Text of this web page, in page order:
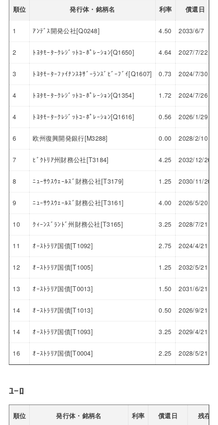
順位 発行体・銘柄名 利率 償還日
1 ｱﾝﾃﾞｽ開発公社[Q0248] 4.50 2033/6/7
2 ﾄﾖﾀﾓｰﾀｰｸﾚｼﾞｯﾄｺｰﾎﾟﾚｰｼｮﾝ[Q1650] 4.64 2027/7/22
3 ﾄﾖﾀﾓｰﾀｰﾌｧｲﾅﾝｽﾈｻﾞｰﾗﾝｽﾞﾋﾞｰﾌﾞｲ[Q1607] 0.73 2024/7/30
4 ﾄﾖﾀﾓｰﾀｰｸﾚｼﾞｯﾄｺｰﾎﾟﾚｰｼｮﾝ[Q1354] 1.72 2024/7/26
4 ﾄﾖﾀﾓｰﾀｰｸﾚｼﾞｯﾄｺｰﾎﾟﾚｰｼｮﾝ[Q1616] 0.56 2026/1/29
6 欧州復興開発銀行[M3288] 0.00 2028/2/10
7 ﾋﾞｸﾄﾘｱ州財務公社[T3184] 4.25 2032/12/20
8 ﾆｭｰｻｳｽｳｪｰﾙｽﾞ財務公社[T3179] 1.25 2030/11/20
9 ﾆｭｰｻｳｽｳｪｰﾙｽﾞ財務公社[T3161] 4.00 2026/5/20
10 ｸｨｰﾝｽﾞﾗﾝﾄﾞ州財務公社[T3165] 3.25 2028/7/21
11 ｵｰｽﾄﾗﾘｱ国債[T1092] 2.75 2024/4/21
12 ｵｰｽﾄﾗﾘｱ国債[T1005] 1.25 2032/5/21
13 ｵｰｽﾄﾗﾘｱ国債[T0013] 1.50 2031/6/21
14 ｵｰｽﾄﾗﾘｱ国債[T1013] 0.50 2026/9/21
14 ｵｰｽﾄﾗﾘｱ国債[T1093] 3.25 2029/4/21
16 ｵｰｽﾄﾗﾘｱ国債[T0004] 2.25 2028/5/21
ﾕｰﾛ
順位 発行体・銘柄名 利率 償還日 残存